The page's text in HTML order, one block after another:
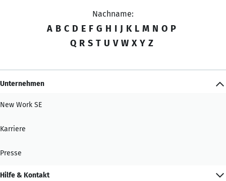
Nachname:
A B C D E F G H I J K L M N O P
Q R S T U V W X Y Z
Unternehmen
New Work SE
Karriere
Presse
Hilfe & Kontakt